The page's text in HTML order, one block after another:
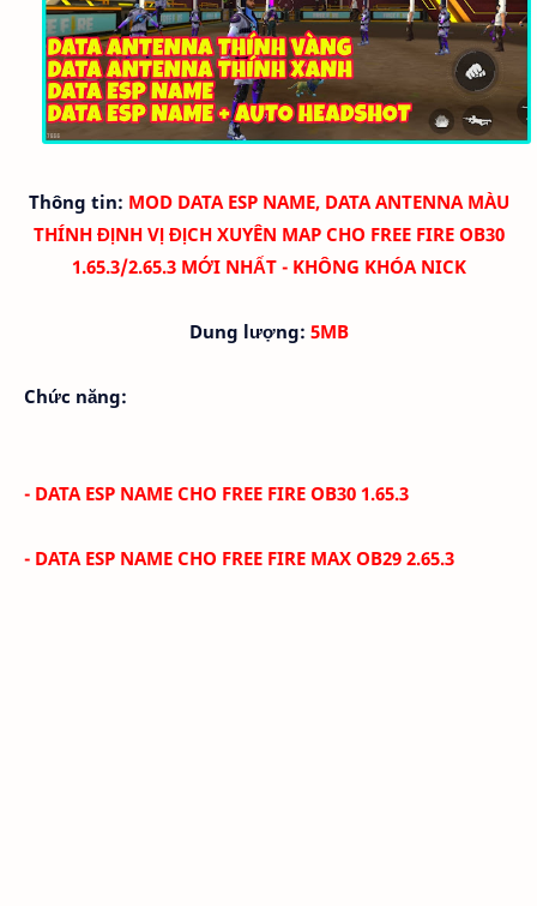
Thông tin: MOD DATA ESP NAME, DATA ANTENNA MÀU
THÍNH ĐỊNH VỊ ĐỊCH XUYÊN MAP CHO FREE FIRE OB30
1.65.3/2.65.3 MỚI NHẤT - KHÔNG KHÓA NICK
Dung lượng: 5MB
Chức năng:
- DATA ESP NAME CHO FREE FIRE OB30 1.65.3
- DATA ESP NAME CHO FREE FIRE MAX OB29 2.65.3